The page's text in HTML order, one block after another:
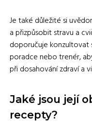
Je také důležité si
a přizpůsobit stravu a
doporučuje konzultovat
poradce nebo trenér,
při dosahování zdraví a
Jaké jsou její
recepty?